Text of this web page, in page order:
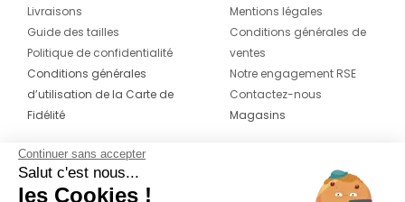
Livraisons
Guide des tailles
Politique de confidentialité
Conditions générales
d’utilisation de la Carte de
Fidélité
Mentions légales
Conditions générales de
ventes
Notre engagement RSE
Contactez-nous
Magasins
CONTACT
Continuer sans accepter
Salut c'est nous...
les Cookies !